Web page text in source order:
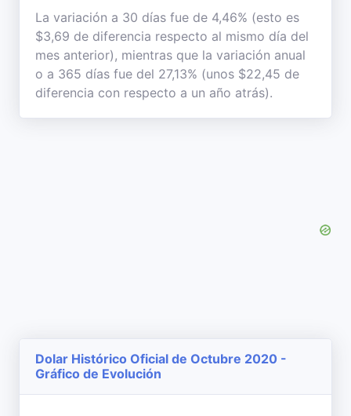
La variación a 30 días fue de 4,46% (esto es
$3,69 de diferencia respecto al mismo día del
mes anterior), mientras que la variación anual
o a 365 días fue del 27,13% (unos $22,45 de
diferencia con respecto a un año atrás).
Dolar Histórico Oficial de Octubre 2020 -
Gráfico de Evolución